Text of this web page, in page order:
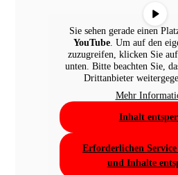
Sie sehen gerade einen
YouTube. Um auf den
zuzugreifen, klicken Sie
unten. Bitte beachten Sie,
Drittanbieter
Mehr
Inhalt
Erforderlichen
und Inhalte